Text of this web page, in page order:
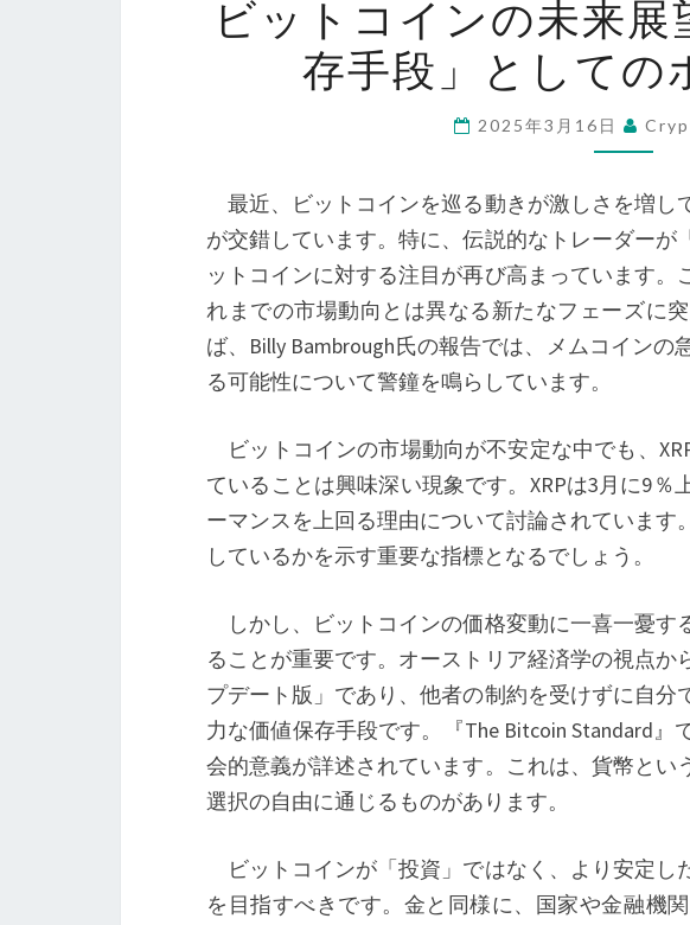
ッ
ト
コ
イ
の
未
来
展
望
の
保
存
手
と
し
て
の
ポ
シ
ャ
ビットコインの未来
存手段」としての
2025年3月16日
最近、ビットコインを巡る動きが激しさを増し
が交錯しています。特に、伝説的なトレーダー
ットコインに対する注目が再び高まっています。
れまでの市場動向とは異なる新たなフェーズに
ば、Billy Bambrough氏の報告では、メムコインの
る可能性について警鐘を鳴らしています。
ビットコインの市場動向が不安定な中でも、
ていることは興味深い現象です。XRPは3月に9
ーマンスを上回る理由について討論されていま
しているかを示す重要な指標となるでしょう。
しかし、ビットコインの価格変動に一喜一憂す
ることが重要です。オーストリア経済学の視点か
プデート版」であり、他者の制約を受けずに自
力な価値保存手段です。『The Bitcoin Standard
会的意義が詳述されています。これは、貨幣とい
選択の自由に通じるものがあります。
ビットコインが「投資」ではなく、より安定し
を目指すべきです。金と同様に、国家や金融機